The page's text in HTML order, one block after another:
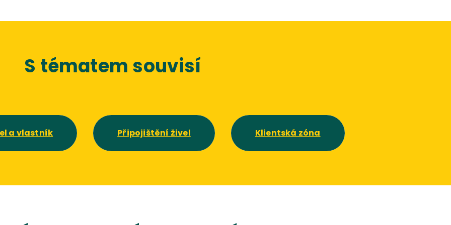
S tématem souvisí
a vlastník Připojištění živel Klientská zóna